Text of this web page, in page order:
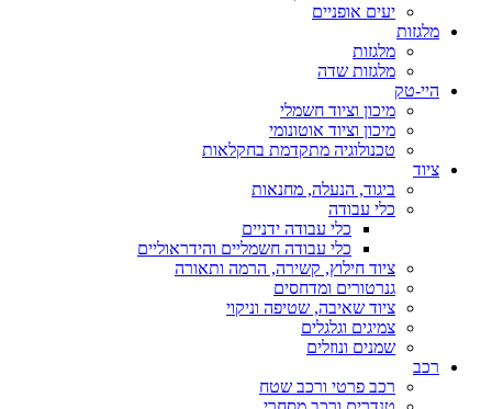
יעים אופניים
מלגזות
מלגזות
מלגזות שדה
היי-טק
מיכון וציוד חשמלי
מיכון וציוד אוטונומי
טכנולוגיה מתקדמת בחקלאות
ציוד
ביגוד, הנעלה, מחנאות
כלי עבודה
כלי עבודה ידניים
כלי עבודה חשמליים והידראוליים
ציוד חילוץ, קשירה, הרמה ותאורה
גנרטורים ומדחסים
ציוד שאיבה, שטיפה וניקוי
צמיגים וגלגלים
שמנים ונוזלים
רכב
רכב פרטי ורכב שטח